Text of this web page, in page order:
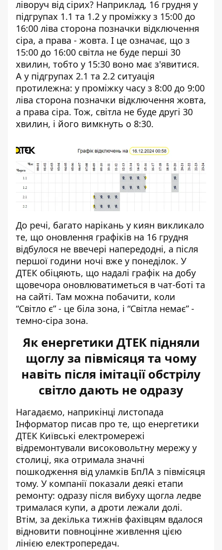
ліворуч від сірих? Наприклад, 16 грудня у
підгрупах 1.1 та 1.2 у проміжку з 15:00 до
16:00 ліва сторона позначки відключення
сіра, а права - жовта. І це означає, що з
15:00 до 16:00 світла не буде перші 30
хвилин, тобто у 15:30 воно має з'явитися.
А у підгрупах 2.1 та 2.2 ситуація
протилежна: у проміжку часу з 8:00 до 9:00
ліва сторона позначки відключення жовта,
а права сіра. Тож, світла не буде другі 30
хвилин, і його вимкнуть о 8:30.
До речі, багато нарікань у киян викликало
те, що оновлення графіків на 16 грудня
відбулося не ввечері напередодні, а після
першої години ночі вже у понеділок. У
ДТЕК обіцяють, що надалі графік на добу
щовечора оновлюватиметься в чат-боті та
на сайті. Там можна побачити, коли
“Світло є” - це біла зона, і “Світла немає” -
темно-сіра зона.
Як енергетики ДТЕК підняли
щоглу за півмісяця та чому
навіть після імітації обстрілу
світло дають не одразу
Нагадаємо, наприкінці листопада
Інформатор писав про те, що енергетики
ДТЕК Київські електромережі
відремонтували високовольтну мережу у
столиці, яка отримала значні
пошкодження від уламків БпЛА з півмісяця
тому. У компанії показали деякі етапи
ремонту: одразу після вибуху щогла ледве
трималася купи, а дроти лежали долі.
Втім, за декілька тижнів фахівцям вдалося
відновити повноцінне живлення цією
лінією електропередач.